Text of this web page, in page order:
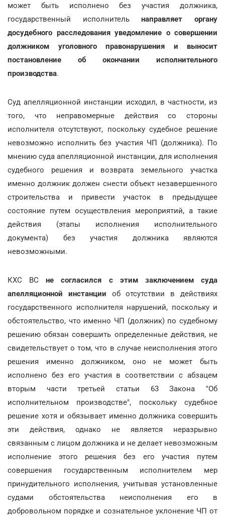
может быть исполнено без участия должника,
государственный исполнительнаправляет органу
досудебного расследования уведомление о совершении
должником уголовного правонарушения и выносит
постановление об окончании исполнительного
производства.
Суд апелляционной инстанции исходил, в частности, из
того, что неправомерные действия со стороны
исполнителя отсутствуют, поскольку судебное решение
невозможно исполнить без участия ЧП (должника). По
мнению суда апелляционной инстанции, для исполнения
судебного решения и возврата земельного участка
именно должник должен снести объект незавершенного
строительства и привести участок в предыдущее
состояние путем осуществления мероприятий, а такие
действия (этапы исполнения исполнительного
документа) без участия должника являются
невозможными.
КХС ВСне согласился с этим заключением суда
апелляционной инстанции об отсутствии в действиях
государственного исполнителя нарушений, поскольку и
обстоятельство, что именно ЧП (должник) по судебному
решению обязан совершить определенные действия, не
свидетельствует о том, что в случае неисполнения этого
решения именно должником, оно не может быть
исполнено без его участия в соответствии с абзацем
вторым части третьей статьи 63 Закона "Об
исполнительном производстве", поскольку судебное
решение хотя и обязывает именно должника совершить
эти действия, однако не является неразрывно
связанным с лицом должника и не делает невозможным
исполнение этого решения без его участия путем
совершения государственным исполнителем мер
принудительного исполнения, учитывая установленные
судами обстоятельства неисполнения его в
добровольном порядке и сознательное уклонение ЧП от